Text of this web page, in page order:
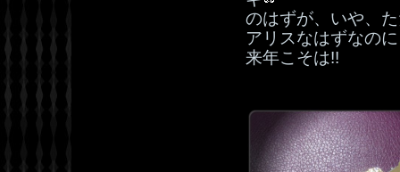
のはずが、いや、
アリスなはずなの
来年こそは!!